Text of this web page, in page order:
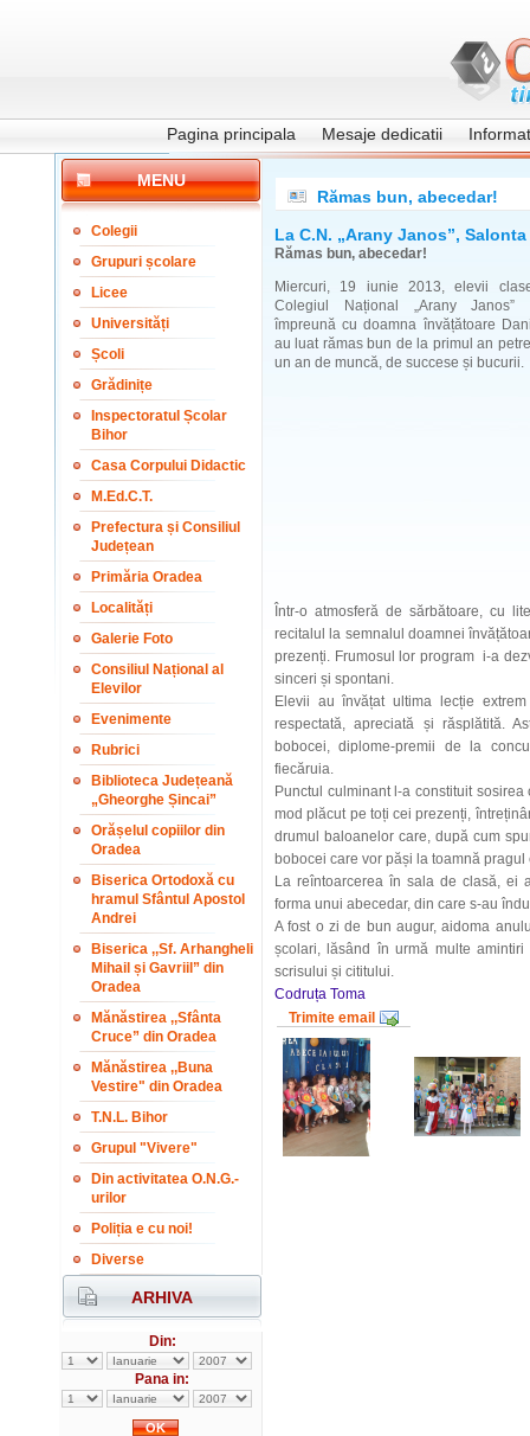
Pagina principala Mesaje dedicatii
MENU
Colegii
Grupuri școlare
Licee
Universități
Școli
Grădinițe
Inspectoratul Școlar
Bihor
Casa Corpului Didactic
M.Ed.C.T.
Prefectura și Consiliul
Județean
Primăria Oradea
Localități
Galerie Foto
Consiliul Național al
Elevilor
Evenimente
Rubrici
Biblioteca Județeană
„Gheorghe Șincai”
Orășelul copiilor din
Oradea
Biserica Ortodoxă cu
hramul Sfântul Apostol
Andrei
Biserica ,,Sf. Arhangheli
Mihail și Gavriil” din
Oradea
Mănăstirea ,,Sfânta
Cruce” din Oradea
Mănăstirea ,,Buna
Vestire" din Oradea
T.N.L. Bihor
Grupul "Vivere"
Din activitatea O.N.G.-
urilor
Poliția e cu noi!
Diverse
ARHIVA
Din:
Pana in:
Rămas bun, abecedar!
La C.N. „Arany Janos”, Salonta
Rămas bun, abecedar!
Miercuri, 19 iunie 2013, elevii
Colegiul Național „Arany Janos”
împreună cu doamna învățătoare
au luat rămas bun de la primul an
un an de muncă, de succese și bucurii.
Într-o atmosferă de sărbătoare, cu
recitalul la semnalul doamnei
prezenți. Frumosul lor program i-a
sinceri și spontani.
Elevii au învățat ultima lecție
respectată, apreciată și răsplătită.
bobocei, diplome-premii de la
fiecăruia.
Punctul culminant l-a constituit
mod plăcut pe toți cei prezenți,
drumul baloanelor care, după cum
bobocei care vor păși la toamnă pragul
La reîntoarcerea în sala de clasă, ei
forma unui abecedar, din care s-au
A fost o zi de bun augur, aidoma
școlari, lăsând în urmă multe
scrisului și cititului.
Codruța Toma
Trimite email